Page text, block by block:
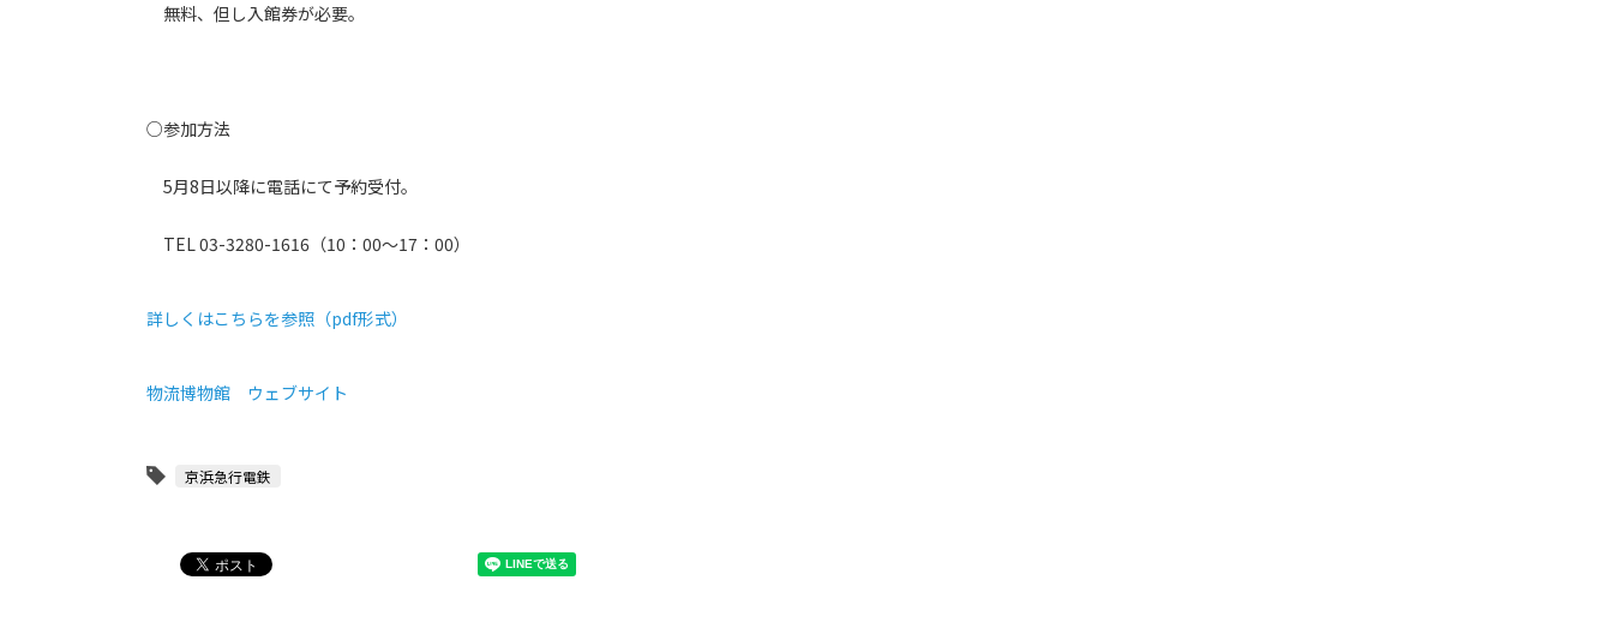
無料、但し入館券が必要。
○参加方法
5月8日以降に電話にて予約受付。
TEL 03-3280-1616（10：00～17：00）
詳しくはこちらを参照（pdf形式）
物流博物館 ウェブサイト
京浜急行電鉄